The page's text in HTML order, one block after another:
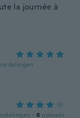
la journée à
· 6 uploads